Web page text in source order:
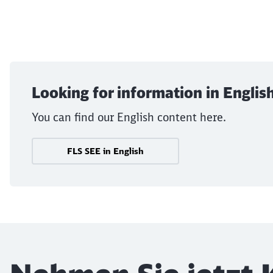
Looking for information in
You can find our English content here.
FLS SEE in English